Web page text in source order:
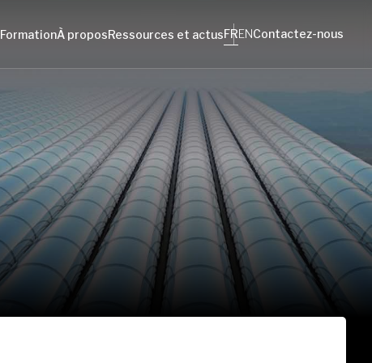
FormationÀ proposRessources et actusFRENContactez-nous